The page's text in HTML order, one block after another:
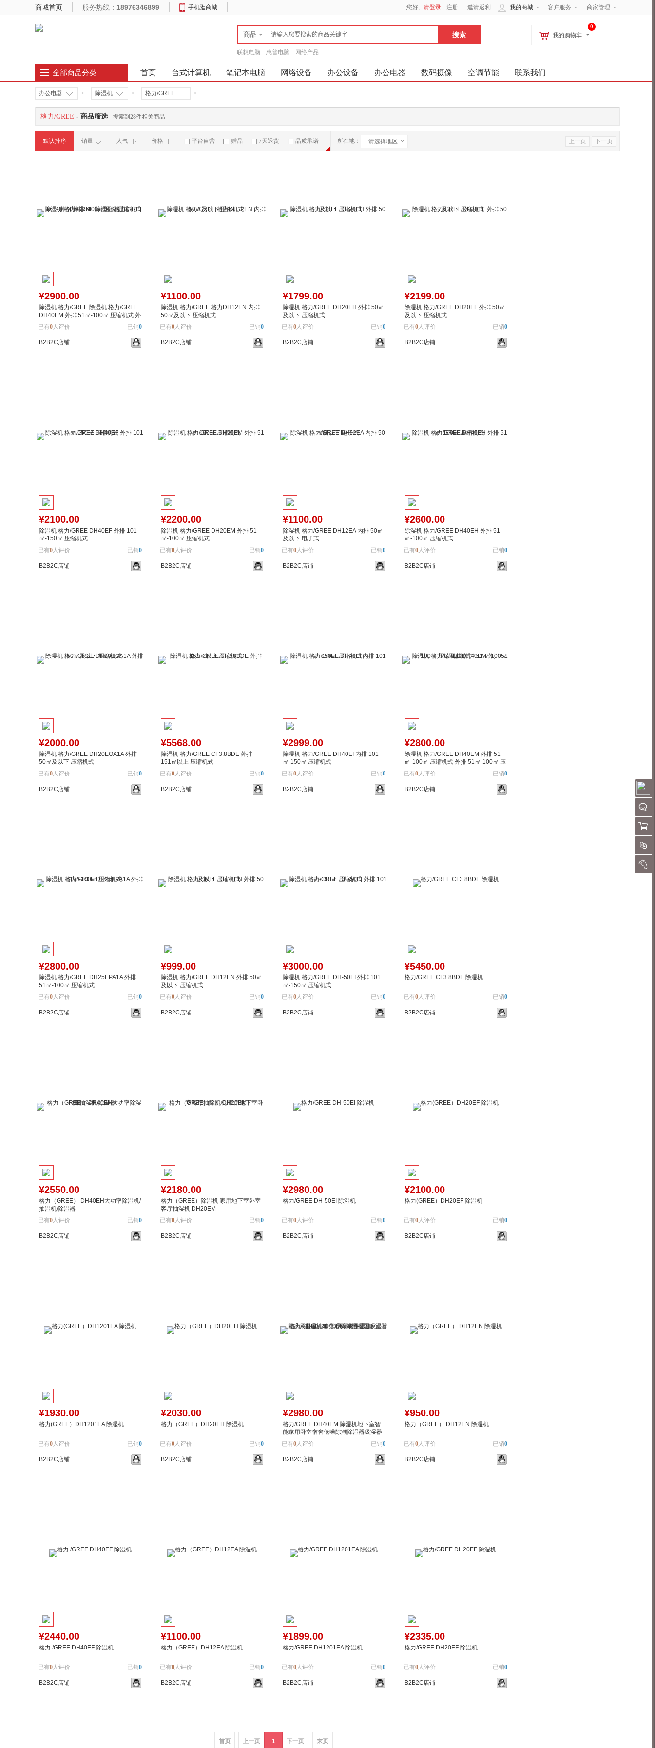
QQ
购物
对
我的
商城首页 服务热线： 18976346899 手机逛商城 客户服务 商家管理
我的商城
您好, 请登录 注册 邀请返利
商品
联想电脑 惠普电脑 网络产品
0
我的购物车
全部商品分类 首页 台式计算机 笔记本电脑 网络设备 办公设备 办公电器 数码摄像 空调节能 联系我们
办公电器 > 除湿机 > 格力/GREE >
格力/GREE - 商品筛选 搜索到28件相关商品
上一页 下一页
默认排序 销量 人气 价格 平台自营 赠品 7天退货 品质承诺 所在地： 请选择地区
¥2900.00
除湿机 格力/GREE 除湿机 格力/GREE
DH40EM 外排 51㎡-100㎡ 压缩机式 外
排 51㎡-100㎡ 压缩机式
已有0人评价 已销0
B2B2C店铺
¥1100.00
除湿机 格力/GREE 格力DH12EN 内排
50㎡及以下 压缩机式
已有0人评价 已销0
B2B2C店铺
¥1799.00
除湿机 格力/GREE DH20EH 外排 50㎡
及以下 压缩机式
已有0人评价 已销0
B2B2C店铺
¥2199.00
除湿机 格力/GREE DH20EF 外排 50㎡
及以下 压缩机式
已有0人评价 已销0
B2B2C店铺
¥2100.00
除湿机 格力/GREE DH40EF 外排 101
㎡-150㎡ 压缩机式
已有0人评价 已销0
B2B2C店铺
¥2200.00
除湿机 格力/GREE DH20EM 外排 51
㎡-100㎡ 压缩机式
已有0人评价 已销0
B2B2C店铺
¥1100.00
除湿机 格力/GREE DH12EA 内排 50㎡
及以下 电子式
已有0人评价 已销0
B2B2C店铺
¥2600.00
除湿机 格力/GREE DH40EH 外排 51
㎡-100㎡ 压缩机式
已有0人评价 已销0
B2B2C店铺
¥2000.00
除湿机 格力/GREE DH20EOA1A 外排
50㎡及以下 压缩机式
已有0人评价 已销0
B2B2C店铺
¥5568.00
除湿机 格力/GREE CF3.8BDE 外排
151㎡以上 压缩机式
已有0人评价 已销0
B2B2C店铺
¥2999.00
除湿机 格力/GREE DH40EI 内排 101
㎡-150㎡ 压缩机式
已有0人评价 已销0
B2B2C店铺
¥2800.00
除湿机 格力/GREE DH40EM 外排 51
㎡-100㎡ 压缩机式 外排 51㎡-100㎡ 压
缩机式
已有0人评价 已销0
B2B2C店铺
¥2800.00
除湿机 格力/GREE DH25EPA1A 外排
51㎡-100㎡ 压缩机式
已有0人评价 已销0
B2B2C店铺
¥999.00
除湿机 格力/GREE DH12EN 外排 50㎡
及以下 压缩机式
已有0人评价 已销0
B2B2C店铺
¥3000.00
除湿机 格力/GREE DH-50EI 外排 101
㎡-150㎡ 压缩机式
已有0人评价 已销0
B2B2C店铺
¥5450.00
格力/GREE CF3.8BDE 除湿机
已有0人评价 已销0
B2B2C店铺
¥2550.00
格力（GREE） DH40EH大功率除湿机/
抽湿机/除湿器
已有0人评价 已销0
B2B2C店铺
¥2180.00
格力（GREE）除湿机 家用地下室卧室
客厅抽湿机 DH20EM
已有0人评价 已销0
B2B2C店铺
¥2980.00
格力/GREE DH-50EI 除湿机
已有0人评价 已销0
B2B2C店铺
¥2100.00
格力(GREE）DH20EF 除湿机
已有0人评价 已销0
B2B2C店铺
¥1930.00
格力(GREE）DH1201EA 除湿机
已有0人评价 已销0
B2B2C店铺
¥2030.00
格力（GREE）DH20EH 除湿机
已有0人评价 已销0
B2B2C店铺
¥2980.00
格力/GREE DH40EM 除湿机地下室智
能家用卧室宿舍低噪除潮除湿器吸湿器
去湿机40升/天干衣抽湿机
已有0人评价 已销0
B2B2C店铺
¥950.00
格力（GREE） DH12EN 除湿机
已有0人评价 已销0
B2B2C店铺
¥2440.00
格力 /GREE DH40EF 除湿机
已有0人评价 已销0
B2B2C店铺
¥1100.00
格力（GREE）DH12EA 除湿机
已有0人评价 已销0
B2B2C店铺
¥1899.00
格力/GREE DH1201EA 除湿机
已有0人评价 已销0
B2B2C店铺
¥2335.00
格力/GREE DH20EF 除湿机
已有0人评价 已销0
B2B2C店铺
首页 上一页 1 下一页 末页